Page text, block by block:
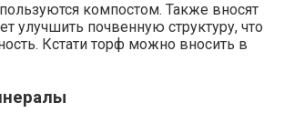
компостом. Также вносят
улучшить почвенную структуру, что
Кстати торф можно вносить в